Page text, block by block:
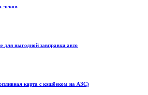
чеков
для выгодной завправки авто
карта с кэшбеком на АЗС)